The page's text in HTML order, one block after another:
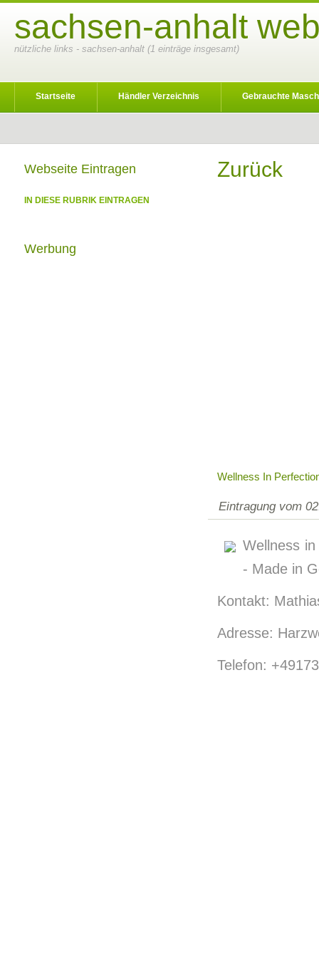
sachsen-anhalt
nützliche links - sachsen-anhalt (1 einträge insgesamt)
Startseite Händler Verzeichnis Gebrauchte
Zurück
Wellness In
Eintragung vom
Wellness
- Made in
Kontakt:
Adresse:
Telefon:
Webseite Eintragen
IN DIESE RUBRIK EINTRAGEN
Werbung